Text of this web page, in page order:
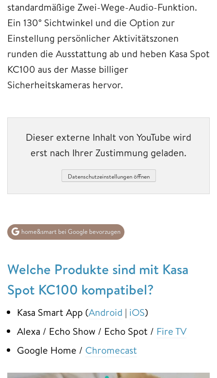
standardmäßige Zwei-Wege-Audio-Funktion.
Ein 130° Sichtwinkel und die Option zur
Einstellung persönlicher Aktivitätszonen
runden die Ausstattung ab und heben Kasa Spot
KC100 aus der Masse billiger
Sicherheitskameras hervor.
Dieser externe Inhalt von YouTube wird
erst nach Ihrer Zustimmung geladen.
Datenschutzeinstellungen öffnen
home&smart bei Google bevorzugen
Welche Produkte sind mit Kasa
Spot KC100 kompatibel?
Kasa Smart App (Android | iOS)
Alexa / Echo Show / Echo Spot / Fire TV
Google Home / Chromecast